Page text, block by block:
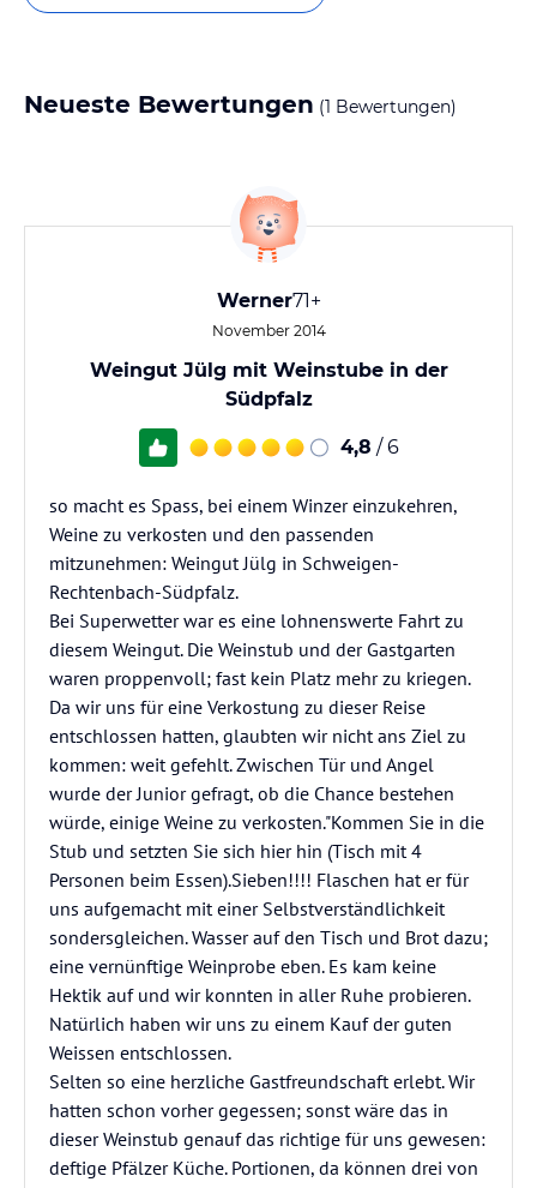
Neueste Bewertungen (1 Bewertungen)
Werner71+
November 2014
Weingut Jülg mit Weinstube in der
Südpfalz
4,8 / 6
so macht es Spass, bei einem Winzer einzukehren,
Weine zu verkosten und den passenden
mitzunehmen: Weingut Jülg in Schweigen-
Rechtenbach-Südpfalz.
Bei Superwetter war es eine lohnenswerte Fahrt zu
diesem Weingut. Die Weinstub und der Gastgarten
waren proppenvoll; fast kein Platz mehr zu kriegen.
Da wir uns für eine Verkostung zu dieser Reise
entschlossen hatten, glaubten wir nicht ans Ziel zu
kommen: weit gefehlt. Zwischen Tür und Angel
wurde der Junior gefragt, ob die Chance bestehen
würde, einige Weine zu verkosten."Kommen Sie in die
Stub und setzten Sie sich hier hin (Tisch mit 4
Personen beim Essen).Sieben!!!! Flaschen hat er für
uns aufgemacht mit einer Selbstverständlichkeit
sondersgleichen. Wasser auf den Tisch und Brot dazu;
eine vernünftige Weinprobe eben. Es kam keine
Hektik auf und wir konnten in aller Ruhe probieren.
Natürlich haben wir uns zu einem Kauf der guten
Weissen entschlossen.
Selten so eine herzliche Gastfreundschaft erlebt. Wir
hatten schon vorher gegessen; sonst wäre das in
dieser Weinstub genauf das richtige für uns gewesen:
deftige Pfälzer Küche. Portionen, da können drei von